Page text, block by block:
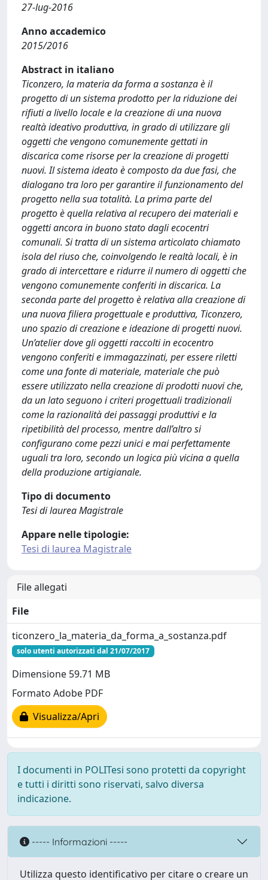
27-lug-2016
Anno accademico
2015/2016
Abstract in italiano
Ticonzero, la materia da forma a sostanza è il
progetto di un sistema prodotto per la riduzione dei
rifiuti a livello locale e la creazione di una nuova
realtà ideativo produttiva, in grado di utilizzare gli
oggetti che vengono comunemente gettati in
discarica come risorse per la creazione di progetti
nuovi. Il sistema ideato è composto da due fasi, che
dialogano tra loro per garantire il funzionamento del
progetto nella sua totalità. La prima parte del
progetto è quella relativa al recupero dei materiali e
oggetti ancora in buono stato dagli ecocentri
comunali. Si tratta di un sistema articolato chiamato
isola del riuso che, coinvolgendo le realtà locali, è in
grado di intercettare e ridurre il numero di oggetti che
vengono comunemente conferiti in discarica. La
seconda parte del progetto è relativa alla creazione di
una nuova filiera progettuale e produttiva, Ticonzero,
uno spazio di creazione e ideazione di progetti nuovi.
Un’atelier dove gli oggetti raccolti in ecocentro
vengono conferiti e immagazzinati, per essere riletti
come una fonte di materiale, materiale che può
essere utilizzato nella creazione di prodotti nuovi che,
da un lato seguono i criteri progettuali tradizionali
come la razionalità dei passaggi produttivi e la
ripetibilità del processo, mentre dall’altro si
configurano come pezzi unici e mai perfettamente
uguali tra loro, secondo un logica più vicina a quella
della produzione artigianale.
Tipo di documento
Tesi di laurea Magistrale
Appare nelle tipologie:
Tesi di laurea Magistrale
File allegati
File
ticonzero_la_materia_da_forma_a_sostanza.pdf
solo utenti autorizzati dal 21/07/2017
Dimensione 59.71 MB
Formato Adobe PDF
Visualizza/Apri
I documenti in POLITesi sono protetti da copyright
e tutti i diritti sono riservati, salvo diversa
indicazione.
----- Informazioni -----
Utilizza questo identificativo per citare o creare un